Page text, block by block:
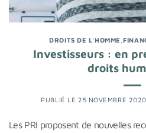
DROITS DE L'HOMME ,
Investisseurs : en
droits
PUBLIÉ LE 25 NOVEMBRE 2020
Les PRI proposent de nouvelles